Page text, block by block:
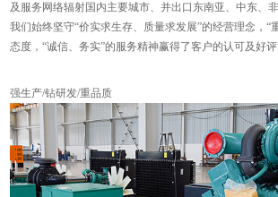
及服务网络辐射国内主要城市、并出口东南亚、中东、
我们始终坚守“价实求生存、质量求发展”的经营理念，“
态度，“诚信、务实”的服务精神赢得了客户的认可及好
强生产/钻研发/重品质